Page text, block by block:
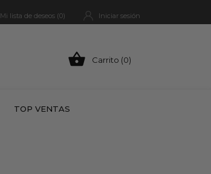
Mi lista de deseos (0) Iniciar sesión
 Carrito (0)
TOP VENTAS